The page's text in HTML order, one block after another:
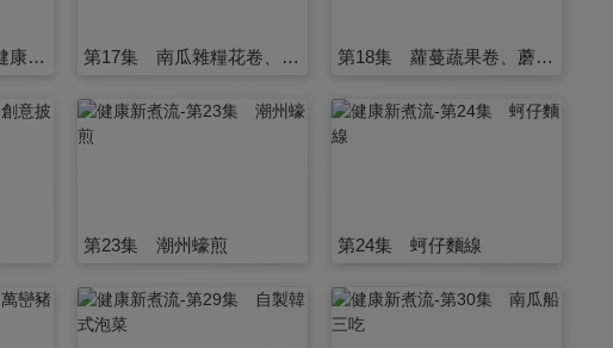
第16集 小吃米粉湯健康煮、藥燉豬腦 第17集 南瓜雜糧花卷、酪梨南瓜濃湯 第18集 蘿蔓蔬果卷、蘑菇沙拉盅、葉蘿蔓蔥燒梅肉起司卷餅
第23集 潮州蠔煎 第24集 蚵仔麵線